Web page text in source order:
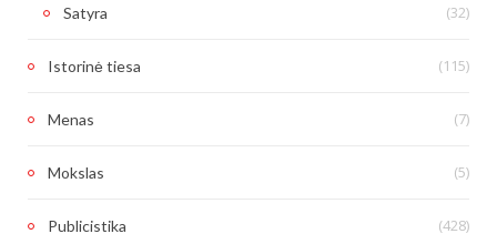
Satyra (32)
Istorinė tiesa (115)
Menas (7)
Mokslas (5)
Publicistika (428)